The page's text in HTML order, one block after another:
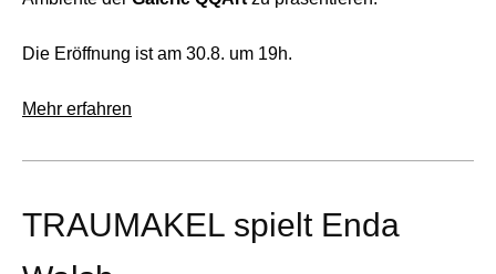
Die Eröffnung ist am 30.8. um 19h.
Mehr erfahren
TRAUMAKEL spielt Enda